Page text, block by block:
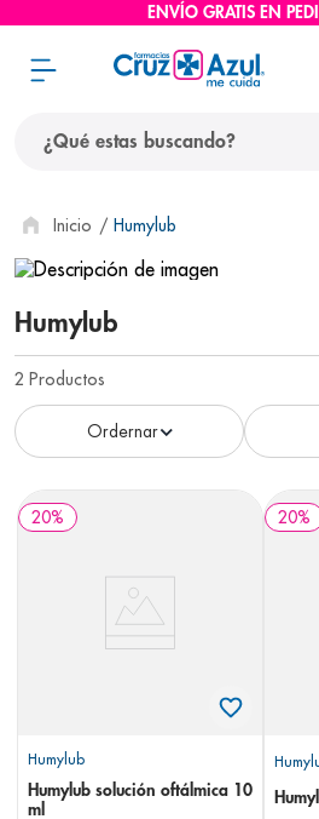
ENVÍO GRATIS EN
Humylub
Humylub
2 Productos
20%
Humylub
Humylub solución oftálmica 10
ml
20%
términos más buscados
1. protector solar
2. pañales
3. eucerin
4. cerave
nivea
6. shampoo
7.
pediasure
desodorante